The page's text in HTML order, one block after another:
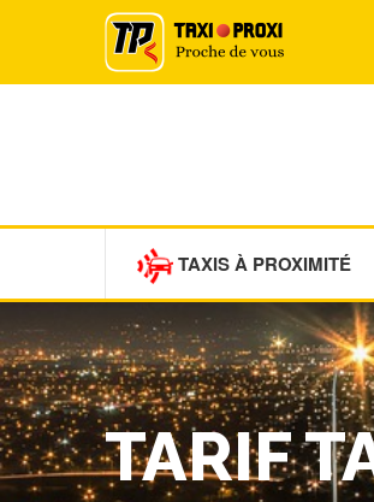
TAXIS À PROXIMITÉ
TARIF